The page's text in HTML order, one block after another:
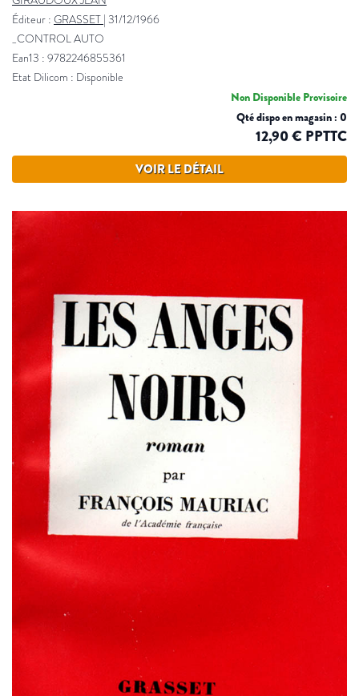
Éditeur : GRASSET 31/12/1966
_CONTROL AUTO
Ean13 : 9782246855361
Etat Dilicom : Disponible
Non Disponible Provisoire
Qté dispo en magasin : 0
12,90 € PPTTC
VOIR LE DÉTAIL